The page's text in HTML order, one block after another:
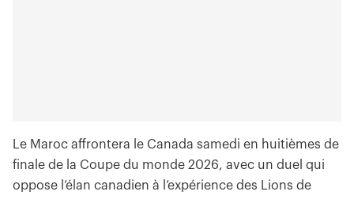
Le Maroc affrontera le Canada samedi en huitièmes de
finale de la Coupe du monde 2026, avec un duel qui
oppose l’élan canadien à l’expérience des Lions de